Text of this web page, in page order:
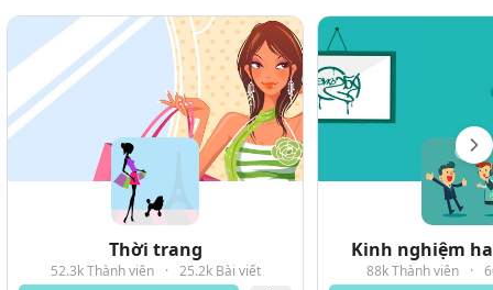
Thời trang
52.3k Thành viên · 25.2k Bài viết
Kinh nghiệm
88k Thành viên ·